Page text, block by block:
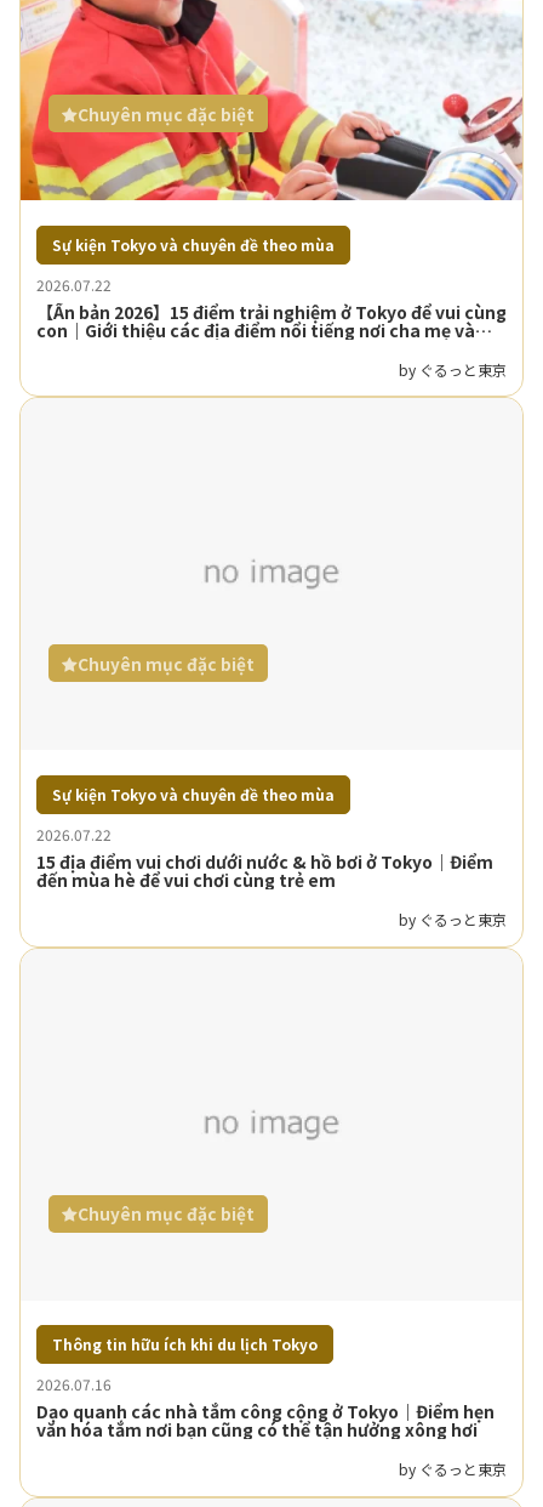
Chuyên mục đặc biệt
Sự kiện Tokyo và chuyên đề theo mùa
2026.07.22
【Ấn bản 2026】15 điểm trải nghiệm ở Tokyo để vui cùng
con｜Giới thiệu các địa điểm nổi tiếng nơi cha mẹ và
con có thể học và vui chơi
by ぐるっと東京
Chuyên mục đặc biệt
Sự kiện Tokyo và chuyên đề theo mùa
2026.07.22
15 địa điểm vui chơi dưới nước & hồ bơi ở Tokyo｜Điểm
đến mùa hè để vui chơi cùng trẻ em
by ぐるっと東京
Chuyên mục đặc biệt
Thông tin hữu ích khi du lịch Tokyo
2026.07.16
Dạo quanh các nhà tắm công cộng ở Tokyo｜Điểm hẹn
văn hóa tắm nơi bạn cũng có thể tận hưởng xông hơi
by ぐるっと東京